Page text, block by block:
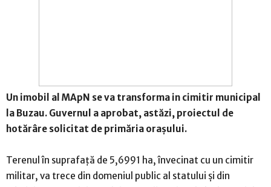
Un imobil al MApN se va transforma in cimitir municipal
la Buzau. Guvernul a aprobat, astăzi, proiectul de
hotărâre solicitat de primăria orașului.
Terenul în suprafaţă de 5,6991 ha, învecinat cu un cimitir
militar, va trece din domeniul public al statului şi din